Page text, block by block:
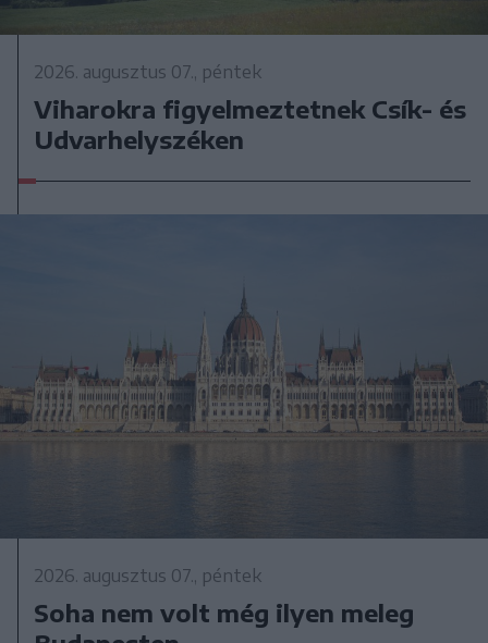
2026. augusztus 07., péntek
Viharokra figyelmeztetnek Csík- és
Udvarhelyszéken
2026. augusztus 07., péntek
Soha nem volt még ilyen meleg